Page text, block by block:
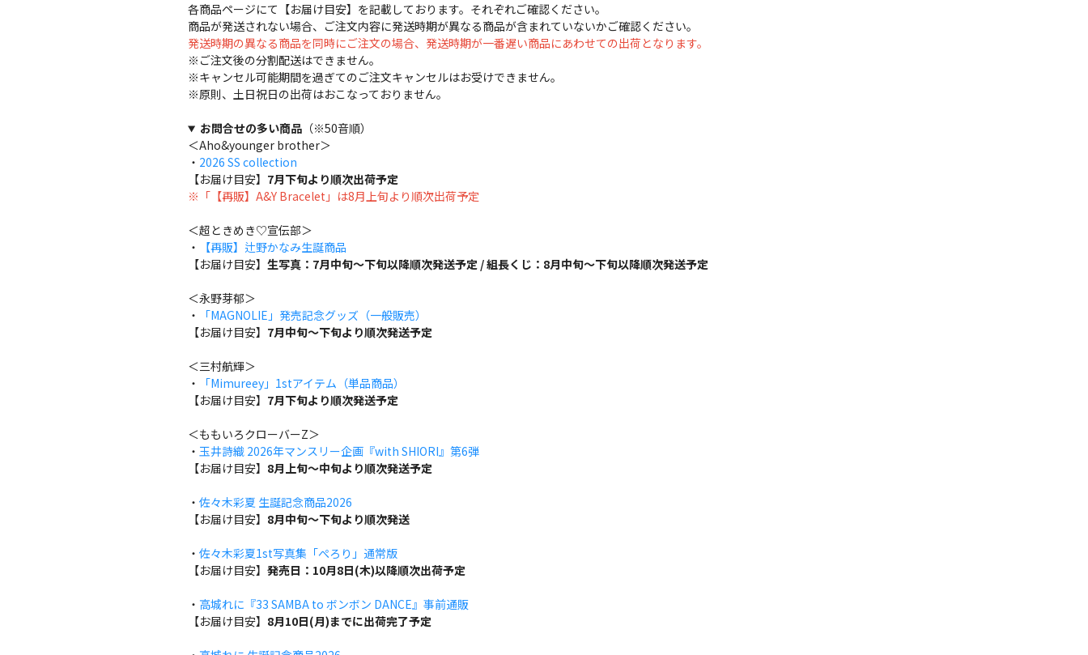
各商品ページにて【お届け目安】を記載しております。それぞれご確認ください。
商品が発送されない場合、ご注文内容に発送時期が異なる商品が含まれていないかご確認ください。
発送時期の異なる商品を同時にご注文の場合、発送時期が一番遅い商品にあわせての出荷となります。
※ご注文後の分割配送はできません。
※キャンセル可能期間を過ぎてのご注文キャンセルはお受けできません。
※原則、土日祝日の出荷はおこなっておりません。
お問合せの多い商品（※50音順）
＜Aho&younger brother＞
・ 2026 SS collection
【お届け目安】 7月下旬より順次出荷予定
※「【再販】A&Y Bracelet」は8月上旬より順次出荷予定
＜超ときめき♡宣伝部＞
・
【再販】辻野かなみ生誕商品
【お届け目安】 生写真：7月中旬～下旬以降順次発送予定 / 組長くじ：8月中旬～下旬以降順次発送予定
＜永野芽郁＞
・
「MAGNOLIE」発売記念グッズ（一般販売）
【お届け目安】 7月中旬～下旬より順次発送予定
＜三村航輝＞
・
「Mimureey」1stアイテム（単品商品）
【お届け目安】 7月下旬より順次発送予定
＜ももいろクローバーZ＞
・ 玉井詩織 2026年マンスリー企画『with SHIORI』第6弾
【お届け目安】 8月上旬～中旬より順次発送予定
・ 佐々木彩夏 生誕記念商品2026
【お届け目安】 8月中旬～下旬より順次発送
・ 佐々木彩夏1st写真集「ぺろり」通常版
【お届け目安】 発売日：10月8日(木)以降順次出荷予定
・ 高城れに『33 SAMBA to ボンボン DANCE』事前通販
【お届け目安】 8月10日(月)までに出荷完了予定